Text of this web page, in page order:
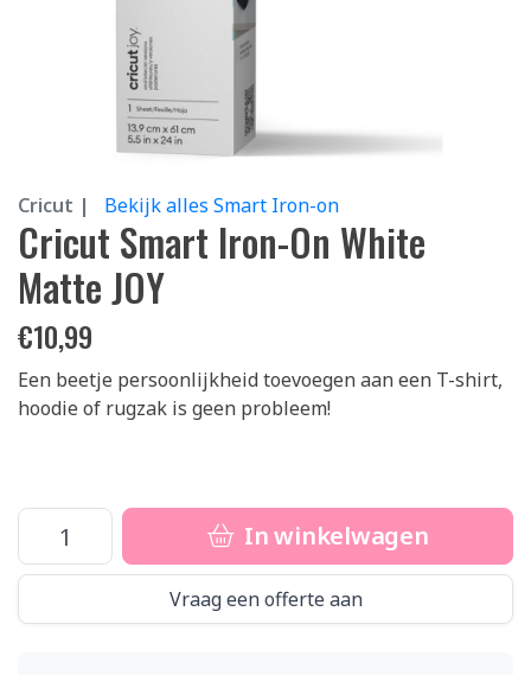
Cricut | Bekijk alles Smart Iron-on
Cricut Smart Iron-On White
Matte JOY
€10,99
Een beetje persoonlijkheid toevoegen aan een T-shirt,
hoodie of rugzak is geen probleem!
In winkelwagen
Vraag een offerte aan